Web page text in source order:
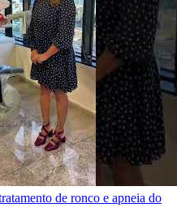
de ronco e apneia do